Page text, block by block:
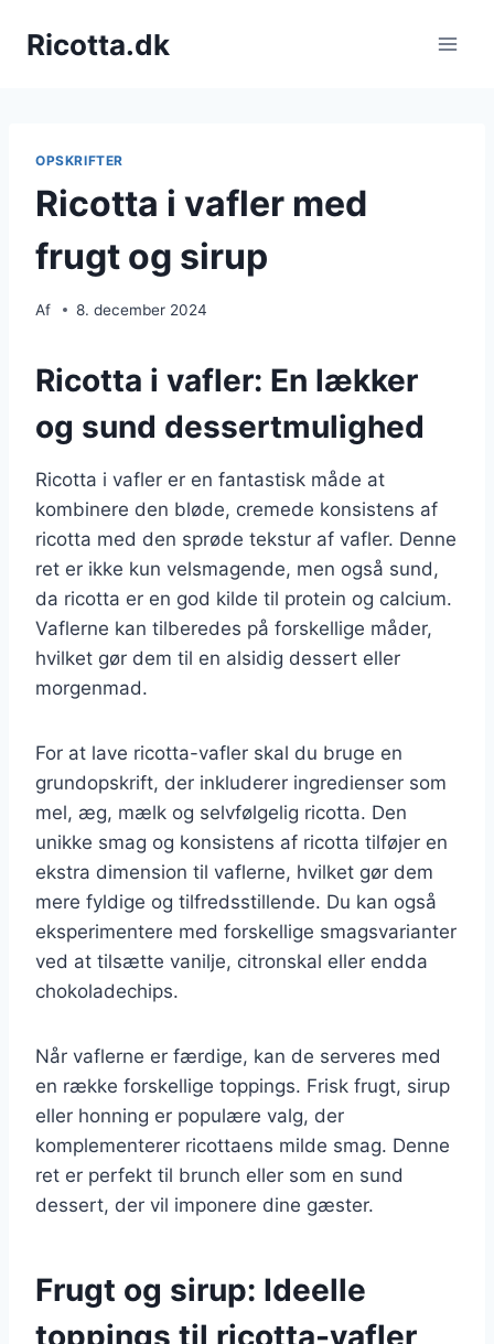
Ricotta.dk
OPSKRIFTER
Ricotta i vafler med
frugt og sirup
Af 8. december 2024
Ricotta i vafler: En lækker
og sund dessertmulighed
Ricotta i vafler er en fantastisk måde at
kombinere den bløde, cremede konsistens af
ricotta med den sprøde tekstur af vafler. Denne
ret er ikke kun velsmagende, men også sund,
da ricotta er en god kilde til protein og calcium.
Vaflerne kan tilberedes på forskellige måder,
hvilket gør dem til en alsidig dessert eller
morgenmad.
For at lave ricotta-vafler skal du bruge en
grundopskrift, der inkluderer ingredienser som
mel, æg, mælk og selvfølgelig ricotta. Den
unikke smag og konsistens af ricotta tilføjer en
ekstra dimension til vaflerne, hvilket gør dem
mere fyldige og tilfredsstillende. Du kan også
eksperimentere med forskellige smagsvarianter
ved at tilsætte vanilje, citronskal eller endda
chokoladechips.
Når vaflerne er færdige, kan de serveres med
en række forskellige toppings. Frisk frugt, sirup
eller honning er populære valg, der
komplementerer ricottaens milde smag. Denne
ret er perfekt til brunch eller som en sund
dessert, der vil imponere dine gæster.
Frugt og sirup: Ideelle
toppings til ricotta-vafler